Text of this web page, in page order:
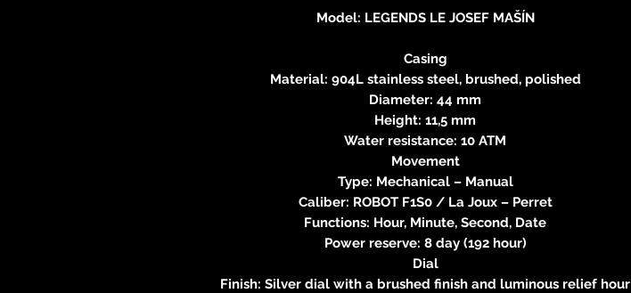
Model: LEGENDS LE JOSEF MAŠÍN
Casing
Material: 904L stainless steel, brushed, polished
Diameter: 44 mm
Height: 11,5 mm
Water resistance: 10 ATM
Movement
Type: Mechanical – Manual
Caliber: ROBOT F1S0 / La Joux – Perret
Functions: Hour, Minute, Second, Date
Power reserve: 8 day (192 hour)
Dial
Finish: Silver dial with a brushed finish and luminous relief hour